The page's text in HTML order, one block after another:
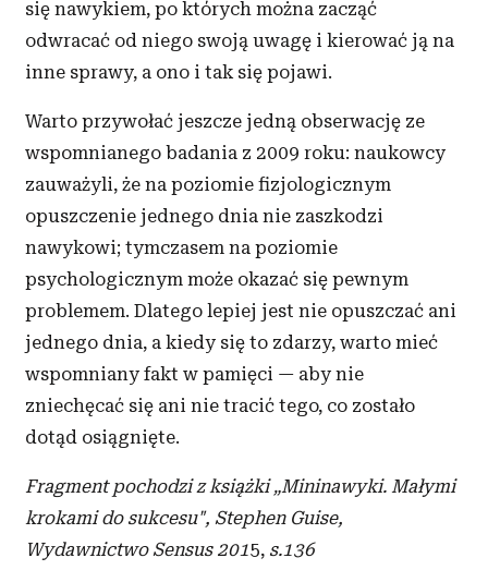
się nawykiem, po których można zacząć
odwracać od niego swoją uwagę i kierować ją na
inne sprawy, a ono i tak się pojawi.
Warto przywołać jeszcze jedną obserwację ze
wspomnianego badania z 2009 roku: naukowcy
zauważyli, że na poziomie fizjologicznym
opuszczenie jednego dnia nie zaszkodzi
nawykowi; tymczasem na poziomie
psychologicznym może okazać się pewnym
problemem. Dlatego lepiej jest nie opuszczać ani
jednego dnia, a kiedy się to zdarzy, warto mieć
wspomniany fakt w pamięci — aby nie
zniechęcać się ani nie tracić tego, co zostało
dotąd osiągnięte.
Fragment pochodzi z książki „Mininawyki. Małymi
krokami do sukcesu", Stephen Guise,
Wydawnictwo Sensus 2015, s.136